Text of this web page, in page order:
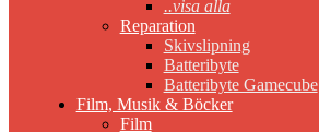
..visa alla
Reparation
Skivslipning
Batteribyte
Batteribyte Gamecube
Film, Musik & Böcker
Film